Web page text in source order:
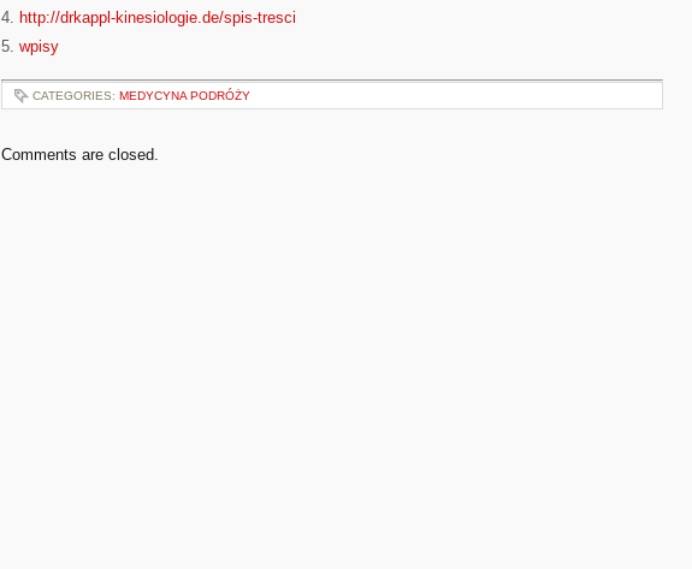
4. http://drkappl-kinesiologie.de/spis-tresci
5. wpisy
CATEGORIES: MEDYCYNA PODRÓŻY
Comments are closed.